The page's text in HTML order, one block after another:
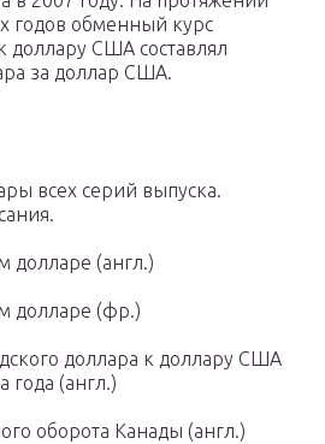
годов обменный курс
доллару США составлял
за доллар США.
всех серий выпуска.
долларе (англ.)
долларе (фр.)
доллара к доллару США
года (англ.)
оборота Канады (англ.)